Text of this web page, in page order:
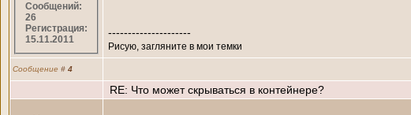
Сообщений:
26
Регистрация:
15.11.2011
---------------------
Рисую, загляните в мои темки
Сообщение # 4
RE: Что может скрываться в контейнере?